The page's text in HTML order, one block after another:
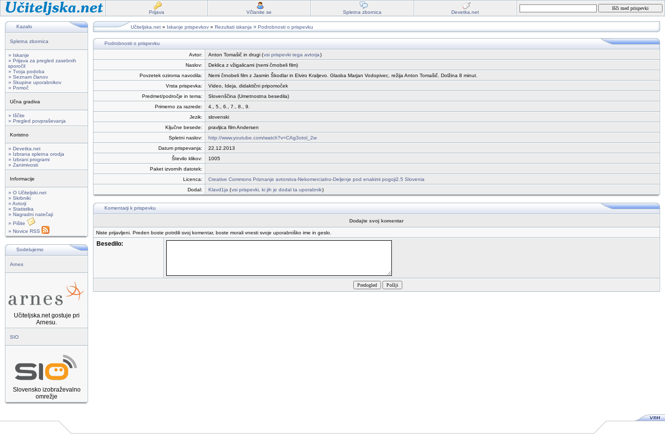
Prijava Včlanite se Spletna zbornica Devetka.net
Kazalo
Spletna zbornica
» Iskanje
» Prijava za pregled zasebnih
sporočil
» Tvoja podoba
» Seznam članov
» Skupine uporabnikov
» Pomoč
Učna gradiva
» Iščite
» Pregled povpraševanja
Koristno
» Devetka.net
» Izbrana spletna orodja
» Izbrani programi
» Zanimivosti
Informacije
» O Učiteljski.net
» Skrbniki
» Avtorji
» Statistika
» Nagradni natečaji
» Pišite
» Novice RSS
Sodelujemo
Arnes
Učiteljska.net gostuje pri
Arnesu.
SIO
Slovensko izobraževalno
omrežje
Učiteljska.net » Iskanje prispevkov » Rezultati iskanja » Podrobnosti o prispevku
Podrobnosti o prispevku
Avtor: Anton Tomašič in drugi (vsi prispevki tega avtorja)
Naslov:
Deklica z vžigalicami (nemi črnobeli film)
Povzetek oziroma navodila:
Nemi črnobeli film z Jasmin Škodlar in Elviro Kraljevo. Glasba Marjan Vodopivec, režija Anton Tomašič. Dolžina 8 minut.
Vrsta prispevka:
Video, Ideja, didaktični pripomoček
Predmet/področje in tema:
Slovenščina (Umetnostna besedila)
Primerno za razrede:
4., 5., 6., 7., 8., 9.
Jezik:
slovenski
Ključne besede:
pravljica film Andersen
Spletni naslov:
http://www.youtube.com/watch?v=CAg3otol_2w
Datum prispevanja:
22.12.2013
Število klikov:
1005
Paket izvornih datotek:
Licenca:
Creative Commons Priznanje avtorstva-Nekomercialno-Deljenje pod enakimi pogoji2.5 Slovenia
Dodal:
Klavd1ja (vsi prispevki, ki jih je dodal ta uporabnik)
Komentarji k prispevku
Dodajte svoj komentar
Niste prijavljeni. Preden boste potrdili svoj komentar, boste morali vnesti svoje uporabniško ime in geslo.
Besedilo: